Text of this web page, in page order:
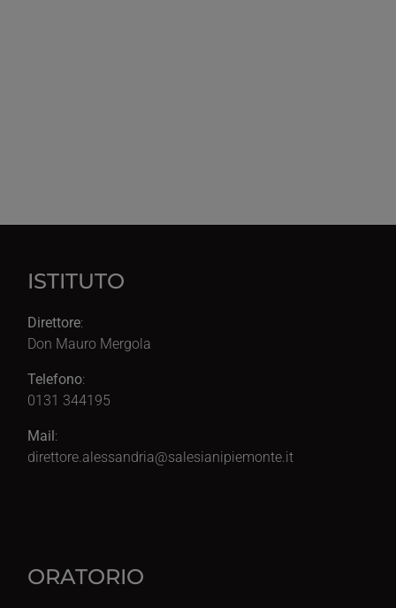
ISTITUTO
Direttore:
Don Mauro Mergola
Telefono:
0131 344195
Mail:
direttore.alessandria@salesianipiemonte.it
ORATORIO